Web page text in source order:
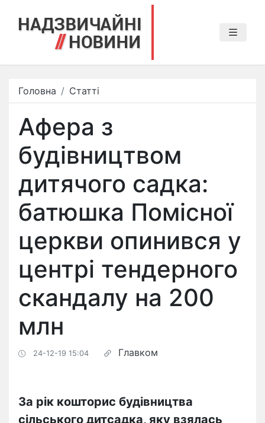
Головна Статті
Афера з
будівництвом
дитячого садка:
батюшка Помісної
церкви опинився у
центрі тендерного
скандалу на 200
млн
24-12-19 15:04 Главком
За рік кошторис будівництва
сільського дитсадка, яку взялась